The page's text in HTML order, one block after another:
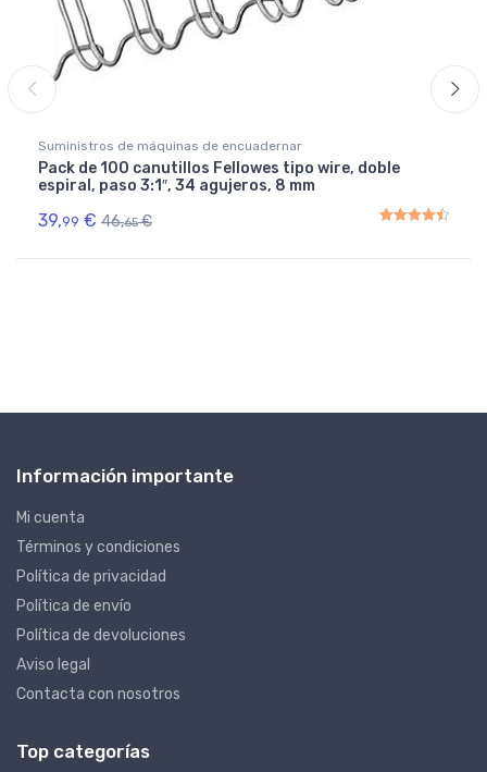
Suministros de máquinas de encuadernar
Pack de 100 canutillos Fellowes tipo wire, doble
espiral, paso 3:1″, 34 agujeros, 8 mm
39, 99 € 46,65 €
Rated4.50out of 5
Información importante
Mi cuenta
Términos y condiciones
Política de privacidad
Política de envío
Política de devoluciones
Aviso legal
Contacta con nosotros
Top categorías